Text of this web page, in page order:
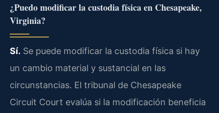
¿Puedo modificar la custodia física en Chesapeake,
Virginia?
Sí. Se puede modificar la custodia física si hay
un cambio material y sustancial en las
circunstancias. El tribunal de Chesapeake
Circuit Court evalúa si la modificación beneficia